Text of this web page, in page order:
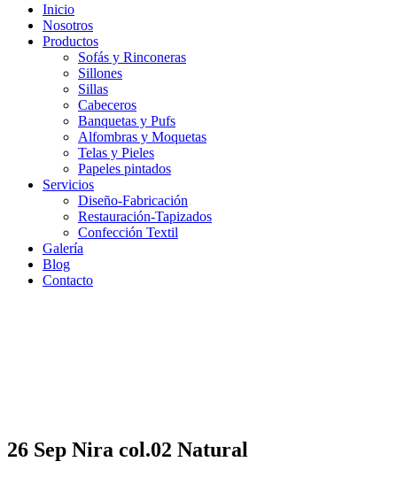
Inicio
Nosotros
Productos
Sofás y Rinconeras
Sillones
Sillas
Cabeceros
Banquetas y Pufs
Alfombras y Moquetas
Telas y Pieles
Papeles pintados
Servicios
Diseño-Fabricación
Restauración-Tapizados
Confección Textil
Galería
Blog
Contacto
Nira col.02 Natural
26 Sep Nira col.02 Natural